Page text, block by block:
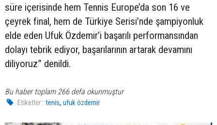
süre içerisinde hem Tennis Europe’da son 16 ve
çeyrek final, hem de Türkiye Serisi’nde şampiyonluk
elde eden Ufuk Özdemir’i başarılı performansından
dolayı tebrik ediyor, başarılarının artarak devamını
diliyoruz” denildi.
Bu haber toplam 266 defa okunmuştur
Etiketler : tenis,ufuk özdemir